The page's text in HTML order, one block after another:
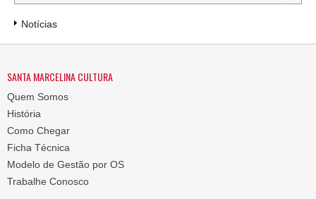
Notícias
SANTA MARCELINA CULTURA
Quem Somos
História
Como Chegar
Ficha Técnica
Modelo de Gestão por OS
Trabalhe Conosco